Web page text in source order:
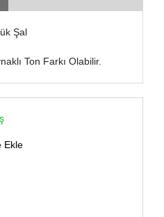
Şal
Ton Farkı Olabilir.
Ekle